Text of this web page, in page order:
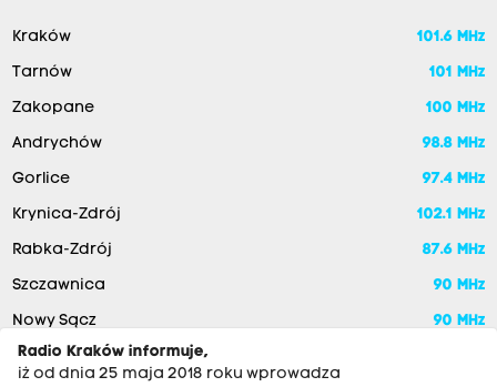
Kraków 101.6 MHz
Tarnów 101 MHz
Zakopane 100 MHz
Andrychów 98.8 MHz
Gorlice 97.4 MHz
Krynica-Zdrój 102.1 MHz
Rabka-Zdrój 87.6 MHz
Szczawnica 90 MHz
Nowy Sącz
90 MHz
Radio Kraków informuje,
iż od dnia 25 maja 2018 roku wprowadza